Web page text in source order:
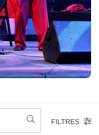
FILTRES